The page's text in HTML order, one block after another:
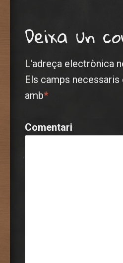
Deixa un
L'adreça electrònica
Els camps
amb*
Comentari